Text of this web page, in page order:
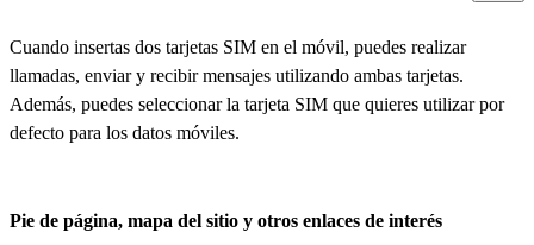
Cuando insertas dos tarjetas SIM en el móvil, puedes realizar
llamadas, enviar y recibir mensajes utilizando ambas tarjetas.
Además, puedes seleccionar la tarjeta SIM que quieres utilizar por
defecto para los datos móviles.
Pie de página, mapa del sitio y otros enlaces de interés